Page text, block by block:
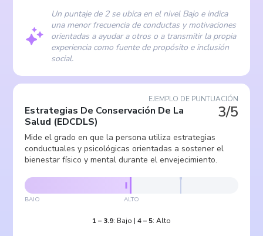
Un puntaje de 2 se ubica en el nivel Bajo e indica
una menor frecuencia de conductas y motivaciones
orientadas a ayudar a otros o a transmitir la propia
experiencia como fuente de propósito e inclusión
social.
EJEMPLO DE PUNTUACIÓN
3/5
Estrategias De Conservación De La
Salud (EDCDLS)
Mide el grado en que la persona utiliza estrategias
conductuales y psicológicas orientadas a sostener el
bienestar físico y mental durante el envejecimiento.
BAJO ALTO
1 – 3.9: Bajo | 4– 5: Alto